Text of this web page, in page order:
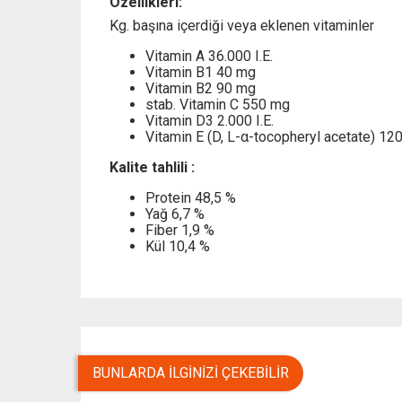
Kg. başına içerdiği veya eklenen vitaminler
Vitamin A 36.000 I.E.
Vitamin B1 40 mg
Vitamin B2 90 mg
stab. Vitamin C 550 mg
Vitamin D3 2.000 I.E.
Vitamin E (D, L-α-tocopheryl acetate)
Kalite tahlili :
Protein 48,5 %
Yağ 6,7 %
Fiber 1,9 %
Kül 10,4 %
BUNLARDA İLGINIZI ÇEKEBILIR